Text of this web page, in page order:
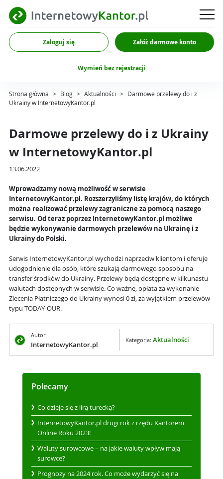
Zaloguj się Załóż darmowe konto
Wymień bez rejestracji
Strona główna > Blog > Aktualności > Darmowe przelewy do i z
Ukrainy w InternetowyKantor.pl
Darmowe przelewy do i z Ukrainy
w InternetowyKantor.pl
13.06.2022
Wprowadzamy nową możliwość w serwisie
InternetowyKantor.pl. Rozszerzyliśmy listę krajów, do których
można realizować przelewy zagraniczne za pomocą naszego
serwisu. Od teraz poprzez InternetowyKantor.pl możliwe
będzie wykonywanie darmowych przelewów na Ukrainę i z
Ukrainy do Polski.
Serwis InternetowyKantor.pl wychodzi naprzeciw klientom i oferuje
udogodnienie dla osób, które szukają darmowego sposobu na
transfer środków do Ukrainy. Przelewy będą dostępne w kilkunastu
walutach dostępnych w serwisie. Co ważne, opłata za wykonanie
Zlecenia Płatniczego do Ukrainy wynosi 0 zł, za wyjątkiem przelewów
typu TODAY-OUR.
Autor:
InternetowyKantor.pl
Kategoria: Aktualności
Polecamy
Co dzieje się z lirą turecką?
InternetowyKantor.pl drugi rok z rzędu Kantorem
Online Roku 2023!
Waluty surowcowe – na jakie waluty wpływ mają
surowce?
Prognozy na 2024 rok. Co może wydarzyć się na